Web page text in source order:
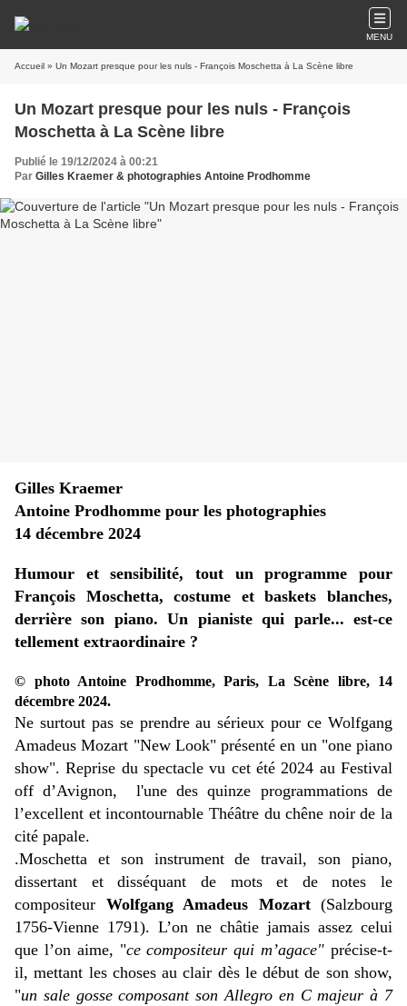
MENU
Accueil » Un Mozart presque pour les nuls - François Moschetta à La Scène libre
Un Mozart presque pour les nuls - François
Moschetta à La Scène libre
Publié le 19/12/2024 à 00:21
Par Gilles Kraemer & photographies Antoine Prodhomme
Gilles Kraemer
Antoine Prodhomme pour les photographies
14 décembre 2024
Humour et sensibilité, tout un programme pour
François Moschetta, costume et baskets blanches,
derrière son piano. Un pianiste qui parle... est-ce
tellement extraordinaire ?
© photo Antoine Prodhomme, Paris, La Scène libre, 14
décembre 2024.
Ne surtout pas se prendre au sérieux pour ce Wolfgang
Amadeus Mozart "New Look" présenté en un "one piano
show". Reprise du spectacle vu cet été 2024 au Festival
off d’Avignon, l'une des quinze programmations de
l’excellent et incontournable Théâtre du chêne noir de la
cité papale.
.Moschetta et son instrument de travail, son piano,
dissertant et disséquant de mots et de notes le
compositeur Wolfgang Amadeus Mozart(Salzbourg
1756-Vienne 1791). L’on ne châtie jamais assez celui
que l’on aime, "ce compositeur qui m’agace" précise-t-
il, mettant les choses au clair dès le début de son show,
"un sale gosse composant son Allegro en C majeur à 7